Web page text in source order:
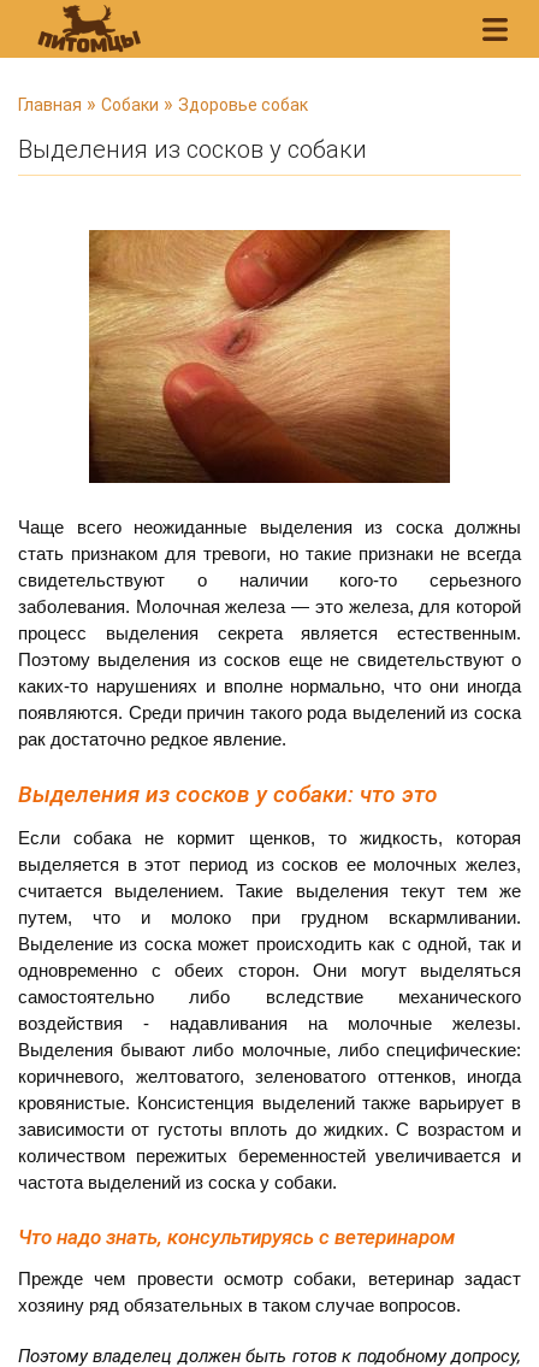
В
ы
з
Главная » Собаки » Здоровье собак
Выделения из сосков у собаки
Чаще всего неожиданные выделения из соска должны
стать признаком для тревоги, но такие признаки не всегда
свидетельствуют о наличии кого-то серьезного
заболевания. Молочная железа — это железа, для которой
процесс выделения секрета является естественным.
Поэтому выделения из сосков еще не свидетельствуют о
каких-то нарушениях и вполне нормально, что они иногда
появляются. Среди причин такого рода выделений из соска
рак достаточно редкое явление.
Выделения из сосков у собаки: что это
Если собака не кормит щенков, то жидкость, которая
выделяется в этот период из сосков ее молочных желез,
считается выделением. Такие выделения текут тем же
путем, что и молоко при грудном вскармливании.
Выделение из соска может происходить как с одной, так и
одновременно с обеих сторон. Они могут выделяться
самостоятельно либо вследствие механического
воздействия - надавливания на молочные железы.
Выделения бывают либо молочные, либо специфические:
коричневого, желтоватого, зеленоватого оттенков, иногда
кровянистые. Консистенция выделений также варьирует в
зависимости от густоты вплоть до жидких. С возрастом и
количеством пережитых беременностей увеличивается и
частота выделений из соска у собаки.
Что надо знать, консультируясь с ветеринаром
Прежде чем провести осмотр собаки, ветеринар задаст
хозяину ряд обязательных в таком случае вопросов.
Поэтому владелец должен быть готов к подобному допросу,